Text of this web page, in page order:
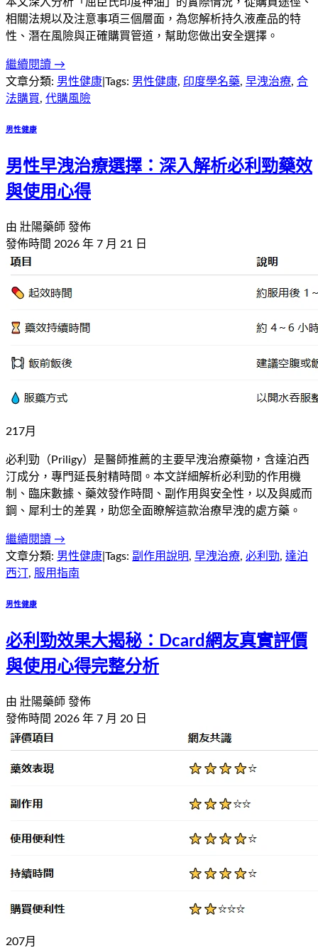
相關法規以及注意事項三個層面，為您解析持久液產品的特
性、潛在風險與正確購買管道，幫助您做出安全選擇。
繼續閱讀 →
文章分類: 男性健康 Tags: 男性健康, 印度學名藥, 早洩治療, 合
法購買, 代購風險
男性健康
男性早洩治療選擇：深入解析必利勁藥效
與使用心得
由 壯陽藥師 發佈
發佈時間 2026 年 7 月 21 日
21 7月
必利勁（Priligy）是醫師推薦的主要早洩治療藥物，含達泊西
汀成分，專門延長射精時間。本文詳細解析必利勁的作用機
制、臨床數據、藥效發作時間、副作用與安全性，以及與威而
鋼、犀利士的差異，助您全面瞭解這款治療早洩的處方藥。
繼續閱讀 →
文章分類: 男性健康 Tags: 副作用說明, 早洩治療, 必利勁, 達泊
西汀 , 服用指南
男性健康
必利勁效果大揭秘：Dcard網友真實評價
與使用心得完整分析
由 壯陽藥師 發佈
發佈時間 2026 年 7 月 20 日
207月